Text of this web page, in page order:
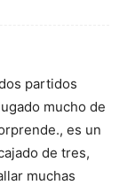
partidos
mucho de
es un
de tres,
muchas